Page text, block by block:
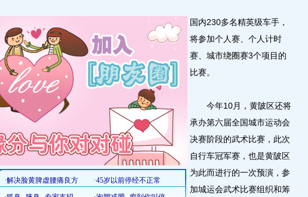
国内230多名精英级车手，
将参加个人赛、个人计时
赛、城市绕圈赛3个项目的
比赛。
今年10月，黄陂区还将
承办第六届全国城市运动会
决赛阶段的武术比赛，此次
自行车冠军赛，也是黄陂区
为此而进行的一次预演，参
加城运会武术比赛组织和筹